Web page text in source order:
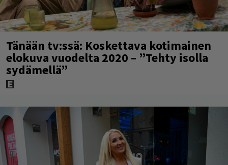
Tänään tv:ssä: Koskettava kotimainen
elokuva vuodelta 2020 – ”Tehty isolla
sydämellä”